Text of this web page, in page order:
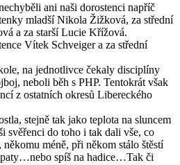
ani naši dorostenci napříč
mladší Nikola Žižková, za střední
a za starší Lucie Křížová.
Vítek Schveiger a za střední
na jednotlivce čekaly disciplíny
neboli běh s PHP. Tentokrát však
z ostatních okresů Libereckého
stejně tak jako teplota na sluncem
svěřenci do toho i tak dali vše, co
méně, při někom stálo štěstí
paty…nebo spíš na hadice…Tak či